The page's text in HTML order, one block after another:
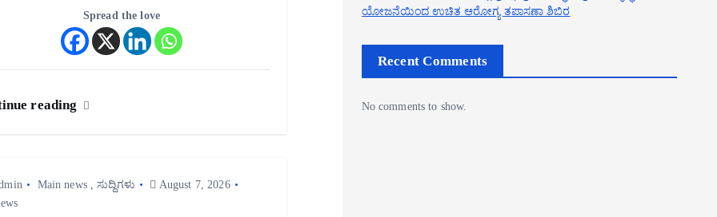
Spread the love
reading
Main news,ಸುದ್ದಿಗಳು
August 7, 2026
ಯೋಜನೆಯಿಂದ ಉಚಿತ ಆರೋಗ್ಯ ತಪಾಸಣಾ ಶಿಬಿರ
Recent Comments
No comments to show.